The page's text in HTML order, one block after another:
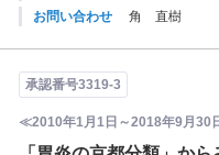
お問い合わせ
角 直樹
承認番号3319-3
≪2010年1月1日～2018年9月30